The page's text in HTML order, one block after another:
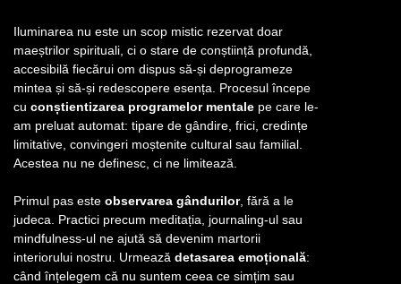
Iluminarea nu este un scop mistic rezervat doar
maeștrilor spirituali, ci o stare de conștiință profundă,
accesibilă fiecărui om dispus să-și deprogrameze
mintea și să-și redescopere esența. Procesul începe
cu conștientizarea programelor mentale pe care le-
am preluat automat: tipare de gândire, frici, credințe
limitative, convingeri moștenite cultural sau familial.
Acestea nu ne definesc, ci ne limitează.
Primul pas este observarea gândurilor, fără a le
judeca. Practici precum meditația, journaling-ul sau
mindfulness-ul ne ajută să devenim martorii
interiorului nostru. Urmează detasarea emoțională:
când înțelegem că nu suntem ceea ce simțim sau